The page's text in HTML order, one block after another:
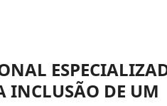
INCLUSÃO DE UM